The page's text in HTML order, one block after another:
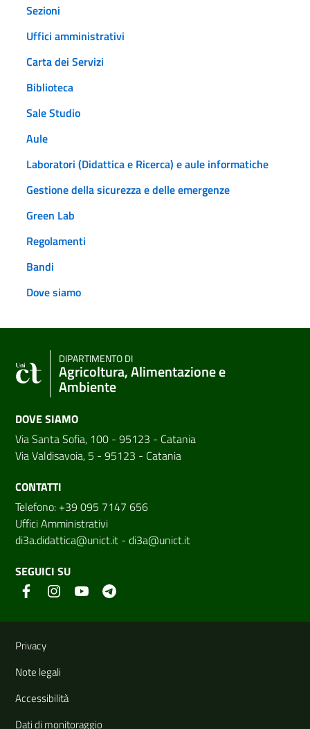
Sezioni
Uffici amministrativi
Carta dei Servizi
Biblioteca
Sale Studio
Aule
Laboratori (Didattica e Ricerca) e aule informatiche
Gestione della sicurezza e delle emergenze
Green Lab
Regolamenti
Bandi
Dove siamo
DIPARTIMENTO DI
Agricoltura, Alimentazione e
Ambiente
DOVE SIAMO
Via Santa Sofia, 100 - 95123 - Catania
Via Valdisavoia, 5 - 95123 - Catania
CONTATTI
Telefono: +39 095 7147 656
Uffici Amministrativi
di3a.didattica@unict.it - di3a@unict.it
SEGUICI SU
Link e informazioni utili
Privacy
Note legali
Accessibilità
Dati di monitoraggio